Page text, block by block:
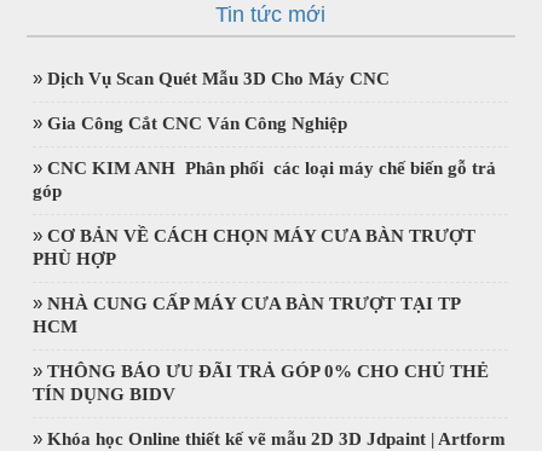
Tin tức mới
»Dịch Vụ Scan Quét Mẫu 3D Cho Máy CNC
»Gia Công Cắt CNC Ván Công Nghiệp
»CNC KIM ANH Phân phối các loại máy chế biến gỗ trả
góp
»CƠ BẢN VỀ CÁCH CHỌN MÁY CƯA BÀN TRƯỢT
PHÙ HỢP
»NHÀ CUNG CẤP MÁY CƯA BÀN TRƯỢT TẠI TP
HCM
»THÔNG BÁO ƯU ĐÃI TRẢ GÓP 0% CHO CHỦ THẺ
TÍN DỤNG BIDV
»Khóa học Online thiết kế vẽ mẫu 2D 3D Jdpaint | Artform